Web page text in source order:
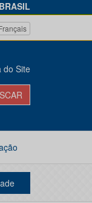
BRASIL
do Site